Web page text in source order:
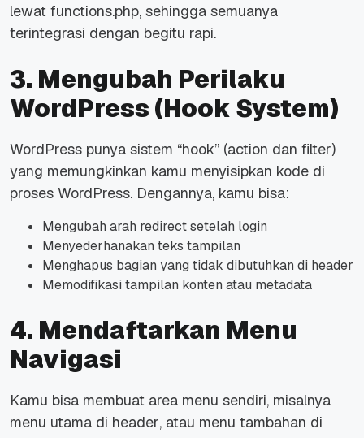
lewat functions.php, sehingga semuanya
terintegrasi dengan begitu rapi.
3. Mengubah Perilaku
WordPress (Hook System)
WordPress punya sistem “hook” (action dan filter)
yang memungkinkan kamu menyisipkan kode di
proses WordPress. Dengannya, kamu bisa:
Mengubah arah redirectsetelah login
Menyederhanakan teks tampilan
Menghapus bagian yang tidak dibutuhkan di header
Memodifikasi tampilan konten atau metadata
4. Mendaftarkan Menu
Navigasi
Kamu bisa membuat area menu sendiri, misalnya
menu utama di header, atau menu tambahan di